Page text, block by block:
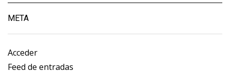
META
Acceder
Feed de entradas